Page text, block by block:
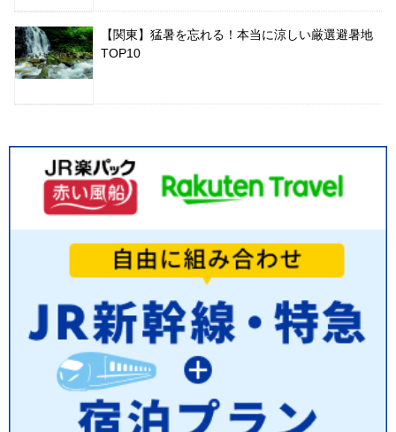
【関東】猛暑を忘れる！本当に涼しい厳選避暑地
TOP10